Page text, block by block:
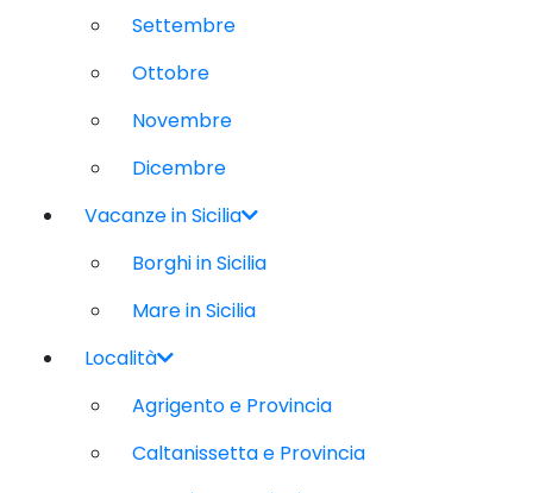
Settembre
Ottobre
Novembre
Dicembre
Vacanze in Sicilia
Borghi in Sicilia
Mare in Sicilia
Località
Agrigento e Provincia
Caltanissetta e Provincia